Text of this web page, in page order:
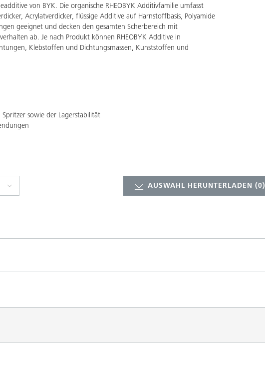
von BYK. Die organische RHEOBYK Additivfamilie umfasst
Acrylatverdicker, flüssige Additive auf Harnstoffbasis, Polyamide
geeignet und decken den gesamten Scherbereich mit
ab. Je nach Produkt können RHEOBYK Additive in
Klebstoffen und Dichtungsmassen, Kunststoffen und
sowie der Lagerstabilität
AUSWAHL HERUNTERLADEN (0)